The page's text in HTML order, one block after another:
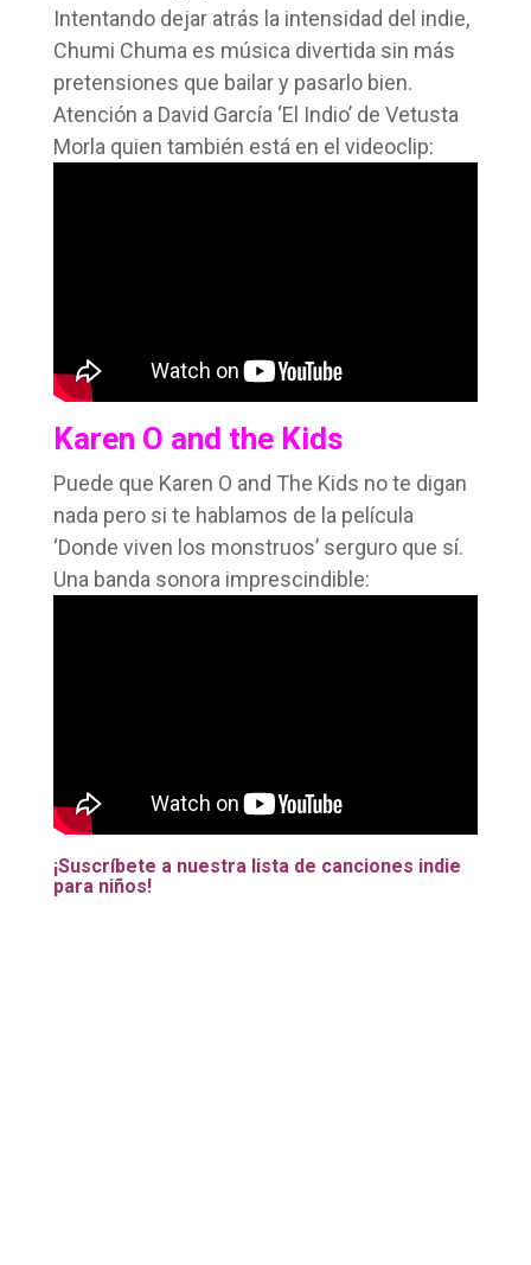
Intentando dejar atrás la intensidad del indie,
Chumi Chuma es música divertida sin más
pretensiones que bailar y pasarlo bien.
Atención a David García ‘El Indio’ de Vetusta
Morla quien también está en el videoclip:
Karen O and the Kids
Puede que Karen O and The Kids no te digan
nada pero si te hablamos de la película
‘Donde viven los monstruos’ serguro que sí.
Una banda sonora imprescindible:
¡Suscríbete a nuestra lista de canciones indie
para niños!